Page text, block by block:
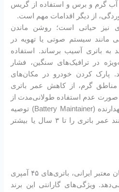
آب گرم و برس و استفاده از گریس
از دیگر اقدامات مهم است.
نیز حیاتی است؛ روشن ماندن
مانند سیستم صوتی یا تهویه در
به باتری آسیب برساند. استفاده
در ترافیک‌های سنگین، فشار
پارک کردن خودرو در مکان‌های
مناطق گرم، از کاهش عمر باتری
عدم استفاده طولانی‌مدت از
خودرو، استفاده از شارژر نگهدارنده (Battery Maintainer) توصیه
می‌شود. این اقدامات می‌توانند عمر باتری را تا ۳ سال یا بیشتر
برنا باتری، یکی از تولیدکنندگان معتبر ایرانی، باتری‌های ۴۵ آمپری
ویژگی‌های گارانتی این برند